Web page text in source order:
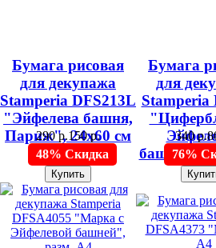
Бумага рисовая
для декупажа
Stamperia DFS213L
"Эйфелева башня,
Париж", 24х60 см
290 р.150 р.
48% Скидка
Бумага
для
Stamperia
башней",
340 р.
76%